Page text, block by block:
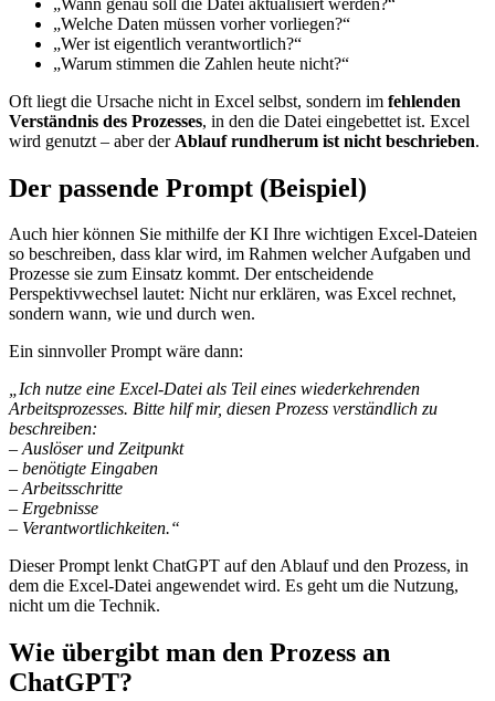
„Welche Daten müssen vorher vorliegen?“
„Wer ist eigentlich verantwortlich?“
„Warum stimmen die Zahlen heute nicht?“
Oft liegt die Ursache nicht in Excel selbst, sondern im fehlenden
Verständnis des Prozesses, in den die Datei eingebettet ist. Excel
wird genutzt – aber der Ablauf rundherum ist nicht beschrieben.
Der passende Prompt (Beispiel)
Auch hier können Sie mithilfe der KI Ihre wichtigen Excel-Dateien
so beschreiben, dass klar wird, im Rahmen welcher Aufgaben und
Prozesse sie zum Einsatz kommt. Der entscheidende
Perspektivwechsel lautet: Nicht nur erklären, was Excel rechnet,
sondern wann, wie und durch wen.
Ein sinnvoller Prompt wäre dann:
„Ich nutze eine Excel-Datei als Teil eines wiederkehrenden
Arbeitsprozesses. Bitte hilf mir, diesen Prozess verständlich zu
beschreiben:
– Auslöser und Zeitpunkt
– benötigte Eingaben
– Arbeitsschritte
– Ergebnisse
– Verantwortlichkeiten.“
Dieser Prompt lenkt ChatGPT auf den Ablauf und den Prozess, in
dem die Excel-Datei angewendet wird. Es geht um die Nutzung,
nicht um die Technik.
Wie übergibt man den Prozess an
ChatGPT?